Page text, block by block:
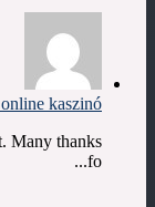
kaszinó
Many thanks
fo...